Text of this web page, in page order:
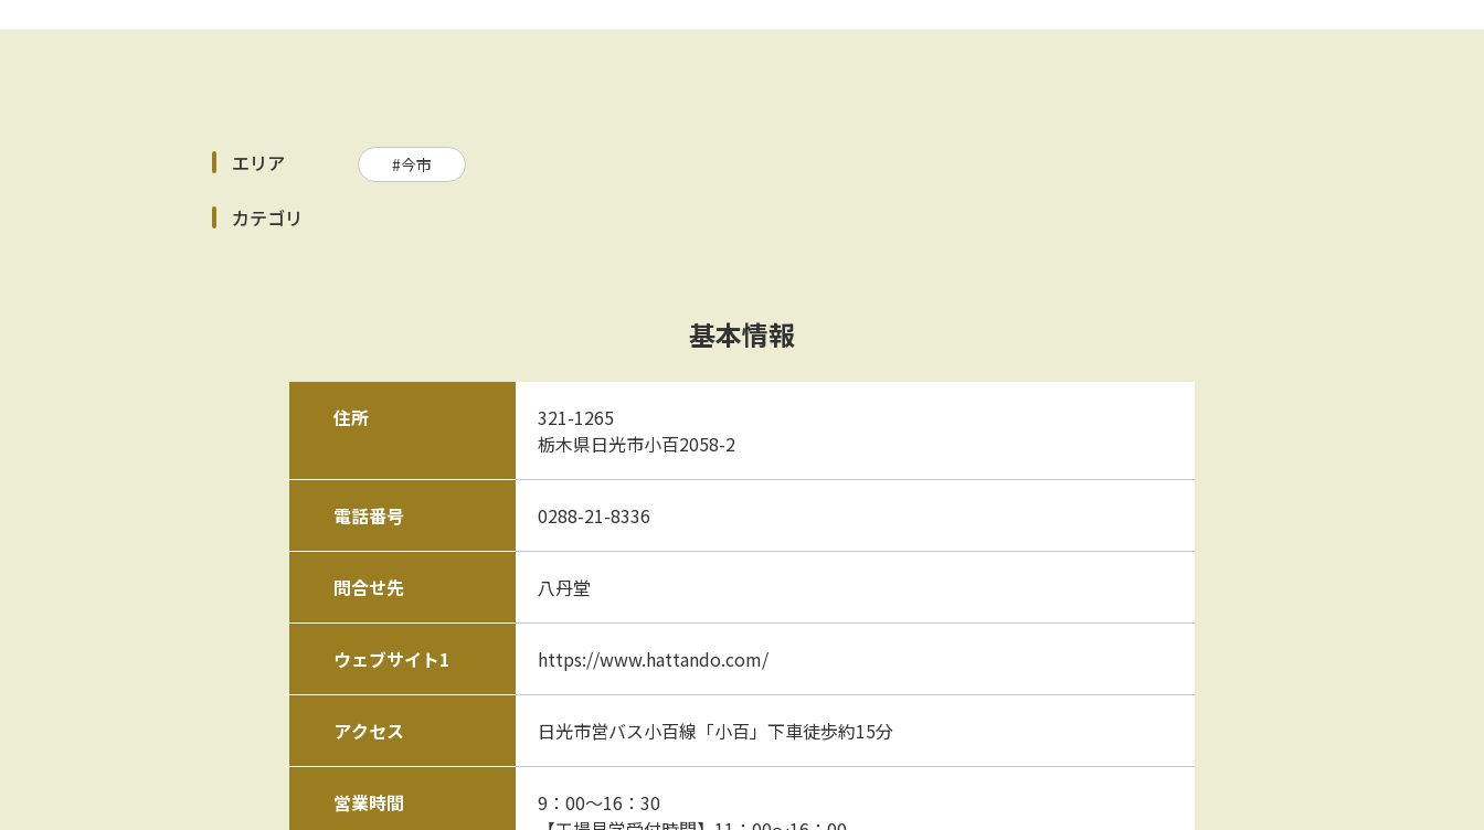
エリア #今市
カテゴリ
基本情報
住所
321-1265
栃木県日光市小百2058-2
電話番号 0288-21-8336
問合せ先 八丹堂
ウェブサイト1 https://www.hattando.com/
アクセス 日光市営バス小百線「小百」下車徒歩約15分
営業時間
9：00～16：30